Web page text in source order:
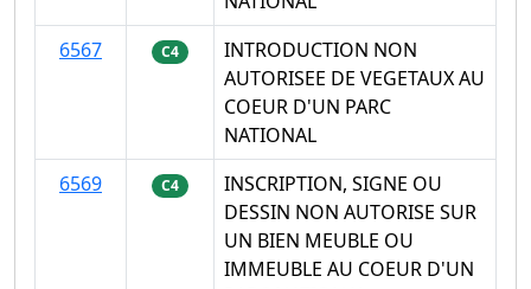
6567
C4
INTRODUCTION NON
AUTORISEE DE VEGETAUX AU
COEUR D'UN PARC
NATIONAL
6569
C4
INSCRIPTION, SIGNE OU
DESSIN NON AUTORISE SUR
UN BIEN MEUBLE OU
IMMEUBLE AU COEUR D'UN